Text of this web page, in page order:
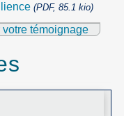
(PDF, 85.1 kio)
votre témoignage